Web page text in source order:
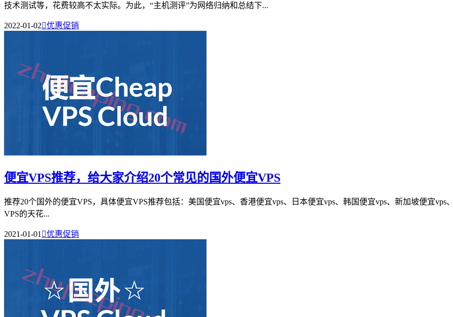
技术测试等，花费较高不太实际。为此，“主机测评”为网络归纳和总结下...
2022-01-02优惠促销
便宜VPS推荐，给大家介绍20个常见的国外便宜VPS
推荐20个国外的便宜VPS，具体便宜VPS推荐包括：美国便宜vps、香港便宜vps、日本便宜vps、韩国便宜vps、新加坡便宜
VPS的天花...
2021-01-01优惠促销